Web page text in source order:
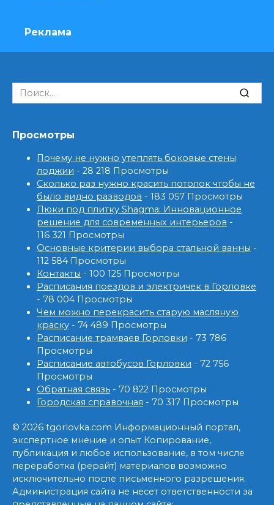
Реклама
Search
for:
Просмотры
Почему не нужно утеплять боковые стены
лоджии - 28 218 Просмотры
Сколько раз нужно красить потолок чтобы не
было видно разводов - 183 057 Просмотры
Люки под плитку Shagma: Инновационное
решение для современных интерьеров -
116 321 Просмотры
Основные критерии выбора стальной ванны -
112 584 Просмотры
Контакты - 100 125 Просмотры
Расписания поездов и электричек в Горловке
- 78 004 Просмотры
Чем можно перекрасить старую масляную
краску - 74 489 Просмотры
Расписание трамваев Горловки - 73 786
Просмотры
Расписание автобусов Горловки - 72 756
Просмотры
Обратная связь - 70 822 Просмотры
Городская справочная - 70 317 Просмотры
© 2026 tgorlovka.com Информационный портал,
экспертное мнение и опыт Копирование,
публикация и любое использование, в том числе
переработка (рерайт) материалов возможно
исключительно после письменного разрешения.
Администрация сайта не несет ответственности за